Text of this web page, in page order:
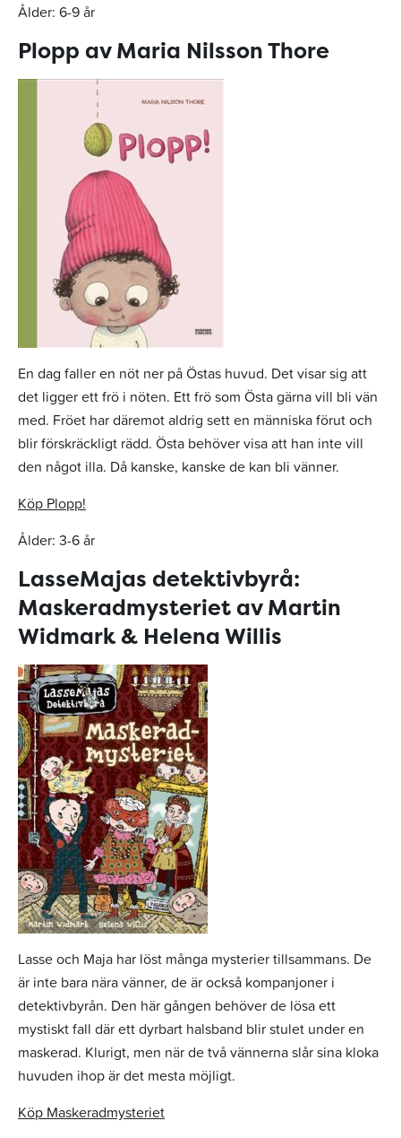
Ålder: 6-9 år
Plopp av Maria Nilsson Thore
En dag faller en nöt ner på Östas huvud. Det visar sig att
det ligger ett frö i nöten. Ett frö som Östa gärna vill bli vän
med. Fröet har däremot aldrig sett en människa förut och
blir förskräckligt rädd. Östa behöver visa att han inte vill
den något illa. Då kanske, kanske de kan bli vänner.
Köp Plopp!
Ålder: 3-6 år
LasseMajas detektivbyrå:
Maskeradmysteriet av Martin
Widmark & Helena Willis
Lasse och Maja har löst många mysterier tillsammans. De
är inte bara nära vänner, de är också kompanjoner i
detektivbyrån. Den här gången behöver de lösa ett
mystiskt fall där ett dyrbart halsband blir stulet under en
maskerad. Klurigt, men när de två vännerna slår sina kloka
huvuden ihop är det mesta möjligt.
Köp Maskeradmysteriet